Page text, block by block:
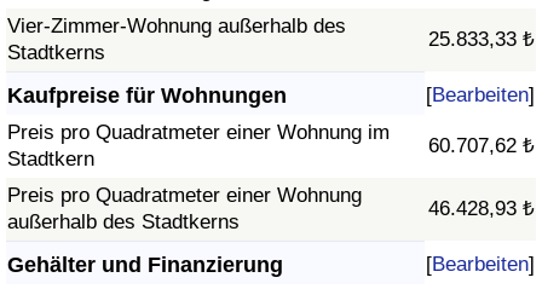
Vier-Zimmer-Wohnung außerhalb des
Stadtkerns
25.833,33 ₺
Kaufpreise für Wohnungen [Bearbeiten]
Preis pro Quadratmeter einer Wohnung im
Stadtkern
60.707,62 ₺
Preis pro Quadratmeter einer Wohnung
außerhalb des Stadtkerns
46.428,93 ₺
Gehälter und Finanzierung [Bearbeiten]
in Akaba
Kriminalität
Kriminalitäts-Index (aktuell)
Kriminalitäts-Index
Kriminalitätsindex nach Land
Gesundheitsversorgung